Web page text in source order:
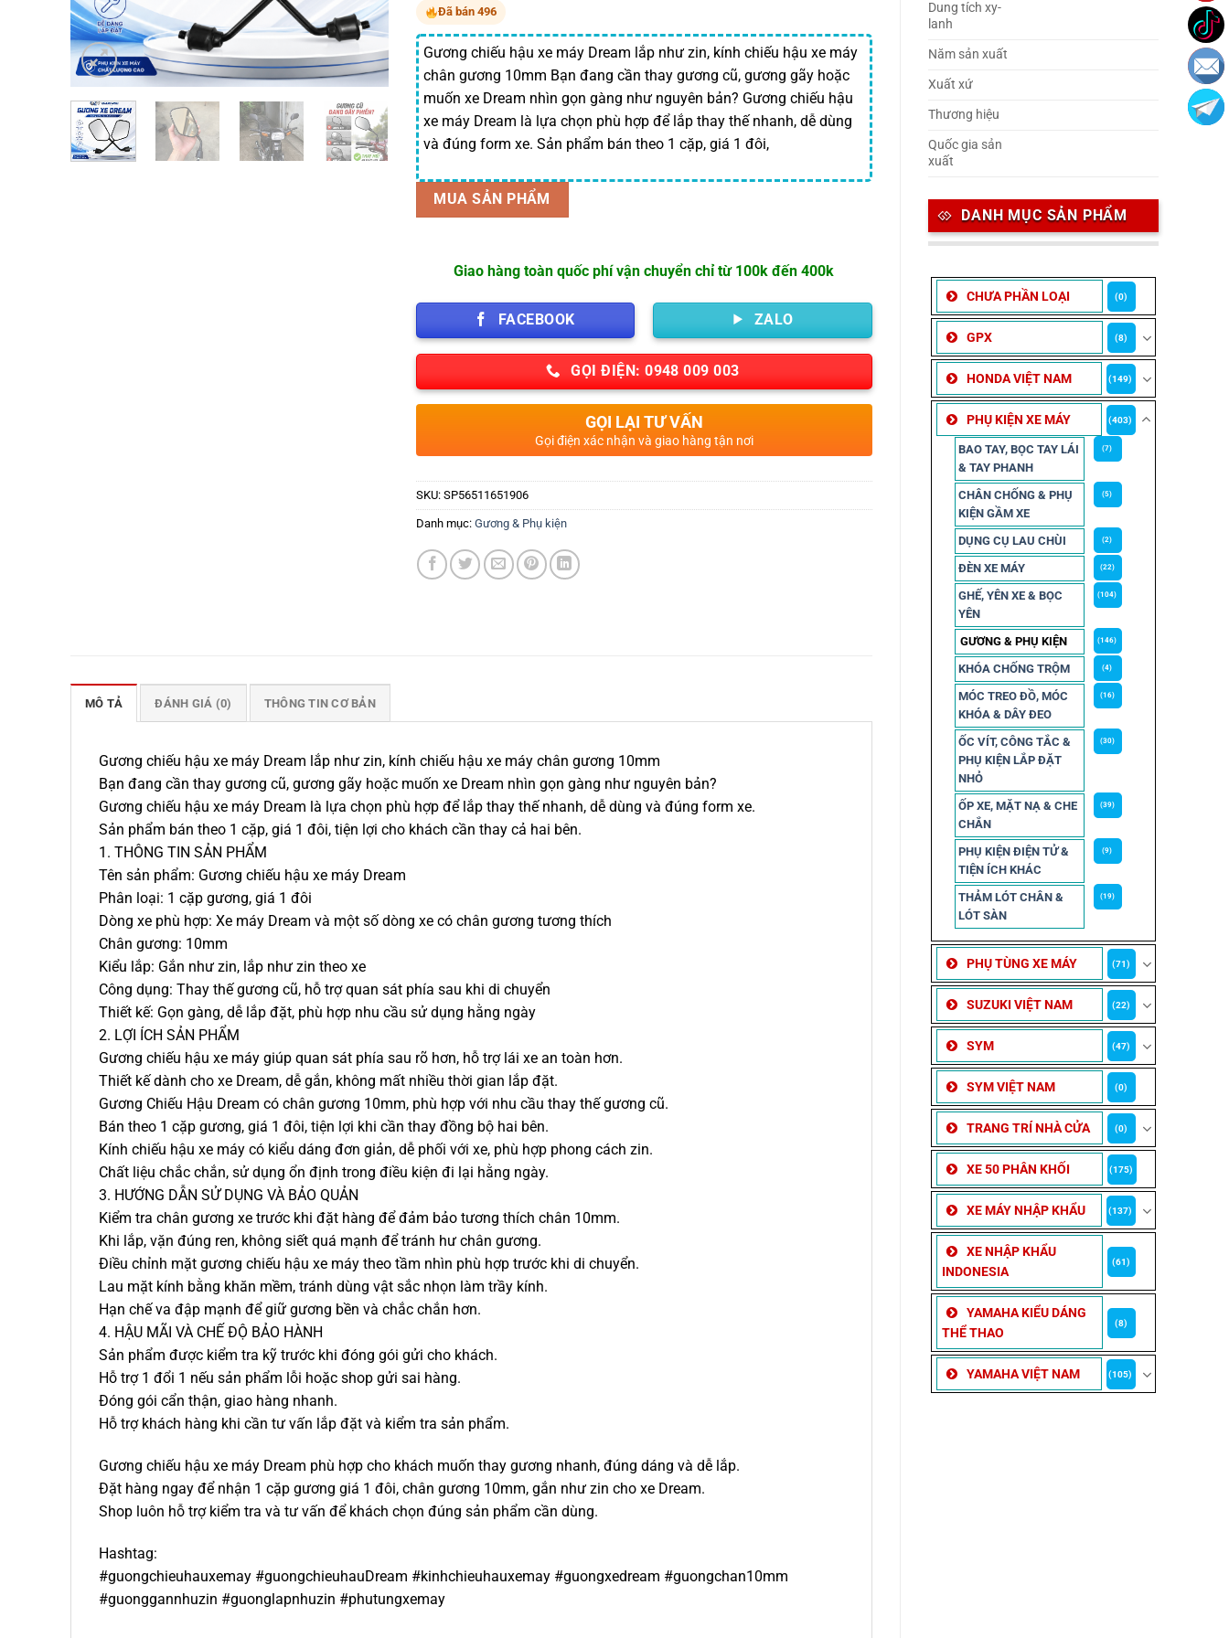
Dung tích xy-
lanh
Năm sản xuất
Xuất xứ
Thương hiệu
Quốc gia sản
xuất
DANH MỤC SẢN PHẨM
CHƯA PHẦN LOẠI (0)
GPX (8)
HONDA VIỆT NAM (149)
PHỤ KIỆN XE MÁY (403)
BAO TAY, BỌC TAY LÁI
& TAY PHANH
(7)
CHÂN CHỐNG & PHỤ
KIỆN GẦM XE
(5)
DỤNG CỤ LAU CHÙI (2)
ĐÈN XE MÁY (22)
GHẾ, YÊN XE & BỌC
YÊN
(104)
GƯƠNG & PHỤ KIỆN (146)
KHÓA CHỐNG TRỘM (4)
MÓC TREO ĐỒ, MÓC
KHÓA & DÂY ĐEO
(16)
ỐC VÍT, CÔNG TẮC &
PHỤ KIỆN LẮP ĐẶT
NHỎ
(30)
ỐP XE, MẶT NẠ & CHE
CHẮN
(39)
PHỤ KIỆN ĐIỆN TỬ &
TIỆN ÍCH KHÁC
(9)
THẢM LÓT CHÂN &
LÓT SÀN
(19)
PHỤ TÙNG XE MÁY (71)
SUZUKI VIỆT NAM (22)
SYM (47)
SYM VIỆT NAM (0)
TRANG TRÍ NHÀ CỬA (0)
XE 50 PHÂN KHỐI (175)
XE MÁY NHẬP KHẨU (137)
XE NHẬP KHẨU
INDONESIA
(61)
YAMAHA KIỂU DÁNG
THỂ THAO
(8)
YAMAHA VIỆT NAM (105)
37,500 ₫.là:
33,750 ₫.
Đã bán 496
Gương chiếu hậu xe máy Dream lắp như zin, kính chiếu hậu xe máy
chân gương 10mm Bạn đang cần thay gương cũ, gương gãy hoặc
muốn xe Dream nhìn gọn gàng như nguyên bản? Gương chiếu hậu
xe máy Dream là lựa chọn phù hợp để lắp thay thế nhanh, dễ dùng
và đúng form xe. Sản phẩm bán theo 1 cặp, giá 1 đôi,
MUA SẢN PHẨM
Giao hàng toàn quốc phí vận chuyển chỉ từ 100k đến 400k
FACEBOOK ZALO
GỌI ĐIỆN: 0948 009 003
GỌI LẠI TƯ VẤN
Gọi điện xác nhận và giao hàng tận nơi
SKU: SP56511651906
Danh mục: Gương & Phụ kiện
MÔ TẢ ĐÁNH GIÁ (0) THÔNG TIN CƠ BẢN
Gương chiếu hậu xe máy Dream lắp như zin, kính chiếu hậu xe máy chân gương 10mm
Bạn đang cần thay gương cũ, gương gãy hoặc muốn xe Dream nhìn gọn gàng như nguyên bản?
Gương chiếu hậu xe máy Dream là lựa chọn phù hợp để lắp thay thế nhanh, dễ dùng và đúng form xe.
Sản phẩm bán theo 1 cặp, giá 1 đôi, tiện lợi cho khách cần thay cả hai bên.
1. THÔNG TIN SẢN PHẨM
Tên sản phẩm: Gương chiếu hậu xe máy Dream
Phân loại: 1 cặp gương, giá 1 đôi
Dòng xe phù hợp: Xe máy Dream và một số dòng xe có chân gương tương thích
Chân gương: 10mm
Kiểu lắp: Gắn như zin, lắp như zin theo xe
Công dụng: Thay thế gương cũ, hỗ trợ quan sát phía sau khi di chuyển
Thiết kế: Gọn gàng, dễ lắp đặt, phù hợp nhu cầu sử dụng hằng ngày
2. LỢI ÍCH SẢN PHẨM
Gương chiếu hậu xe máy giúp quan sát phía sau rõ hơn, hỗ trợ lái xe an toàn hơn.
Thiết kế dành cho xe Dream, dễ gắn, không mất nhiều thời gian lắp đặt.
Gương Chiếu Hậu Dream có chân gương 10mm, phù hợp với nhu cầu thay thế gương cũ.
Bán theo 1 cặp gương, giá 1 đôi, tiện lợi khi cần thay đồng bộ hai bên.
Kính chiếu hậu xe máy có kiểu dáng đơn giản, dễ phối với xe, phù hợp phong cách zin.
Chất liệu chắc chắn, sử dụng ổn định trong điều kiện đi lại hằng ngày.
3. HƯỚNG DẪN SỬ DỤNG VÀ BẢO QUẢN
Kiểm tra chân gương xe trước khi đặt hàng để đảm bảo tương thích chân 10mm.
Khi lắp, vặn đúng ren, không siết quá mạnh để tránh hư chân gương.
Điều chỉnh mặt gương chiếu hậu xe máy theo tầm nhìn phù hợp trước khi di chuyển.
Lau mặt kính bằng khăn mềm, tránh dùng vật sắc nhọn làm trầy kính.
Hạn chế va đập mạnh để giữ gương bền và chắc chắn hơn.
4. HẬU MÃI VÀ CHẾ ĐỘ BẢO HÀNH
Sản phẩm được kiểm tra kỹ trước khi đóng gói gửi cho khách.
Hỗ trợ 1 đổi 1 nếu sản phẩm lỗi hoặc shop gửi sai hàng.
Đóng gói cẩn thận, giao hàng nhanh.
Hỗ trợ khách hàng khi cần tư vấn lắp đặt và kiểm tra sản phẩm.
Gương chiếu hậu xe máy Dream phù hợp cho khách muốn thay gương nhanh, đúng dáng và dễ lắp.
Đặt hàng ngay để nhận 1 cặp gương giá 1 đôi, chân gương 10mm, gắn như zin cho xe Dream.
Shop luôn hỗ trợ kiểm tra và tư vấn để khách chọn đúng sản phẩm cần dùng.
Hashtag:
#guongchieuhauxemay #guongchieuhauDream #kinhchieuhauxemay #guongxedream #guongchan10mm
#guonggannhuzin #guonglapnhuzin #phutungxemay